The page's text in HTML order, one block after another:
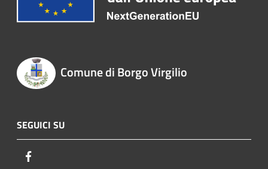
Comune di Borgo Virgilio
SEGUICI SU